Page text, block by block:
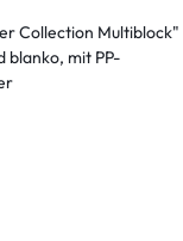
Collection Multiblock"
blanko, mit PP-